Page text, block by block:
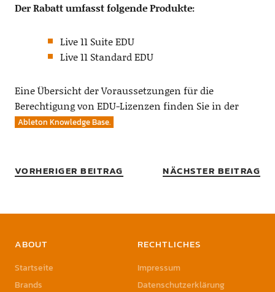
Der Rabatt umfasst folgende Produkte:
Live 11 Suite EDU
Live 11 Standard EDU
Eine Übersicht der Voraussetzungen für die
Berechtigung von EDU-Lizenzen finden Sie in der
Ableton Knowledge Base.
VORHERIGER BEITRAG NÄCHSTER BEITRAG
ABOUT
Startseite
Brands
RECHTLICHES
Impressum
Datenschutzerklärung